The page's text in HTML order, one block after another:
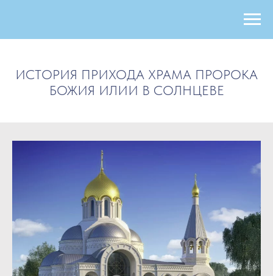
ИСТОРИЯ ПРИХОДА ХРАМА ПРОРОКА
БОЖИЯ ИЛИИ В СОЛНЦЕВЕ